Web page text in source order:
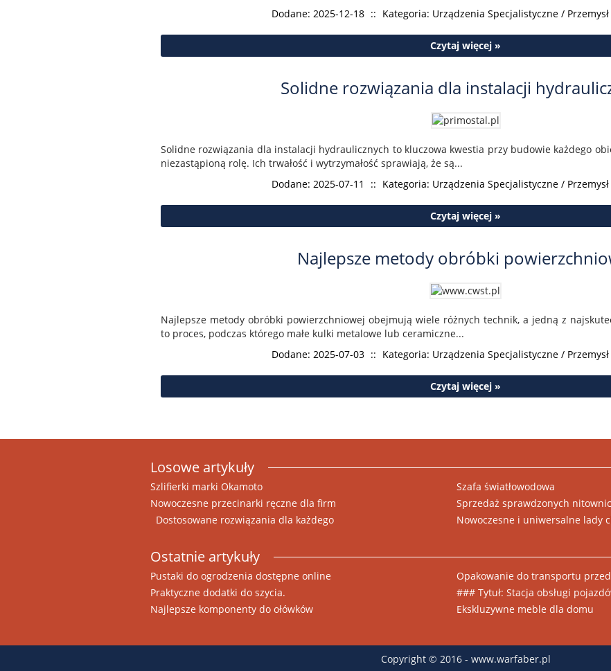
Dodane: 2025-12-18 :: Kategoria: Urządzenia Specjalistyczne /
Czytaj więcej »
Solidne rozwiązania dla instalacji
Solidne rozwiązania dla instalacji hydraulicznych to kluczowa kwestia przy budowie każdego
niezastąpioną rolę. Ich trwałość i wytrzymałość sprawiają, że są...
Dodane: 2025-07-11
:: Kategoria: Urządzenia Specjalistyczne /
Czytaj więcej »
Najlepsze metody obróbki
Najlepsze metody obróbki powierzchniowej obejmują wiele różnych technik, a jedną z
to proces, podczas którego małe kulki metalowe lub ceramiczne...
Dodane: 2025-07-03 :: Kategoria: Urządzenia Specjalistyczne /
Czytaj więcej »
Losowe artykuły
Szlifierki marki Okamoto
Szafa światłowodowa
Nowoczesne przecinarki ręczne dla firm
Sprzedaż sprawdzonych
Dostosowane rozwiązania dla każdego
Nowoczesne i uniwersalne lady
Ostatnie artykuły
Pustaki do ogrodzenia dostępne online
Opakowanie do transportu
Praktyczne dodatki do szycia.
### Tytuł: Stacja obsługi
Najlepsze komponenty do ołówków
Ekskluzywne meble dla domu
Copyright © 2016 - www.warfaber.pl